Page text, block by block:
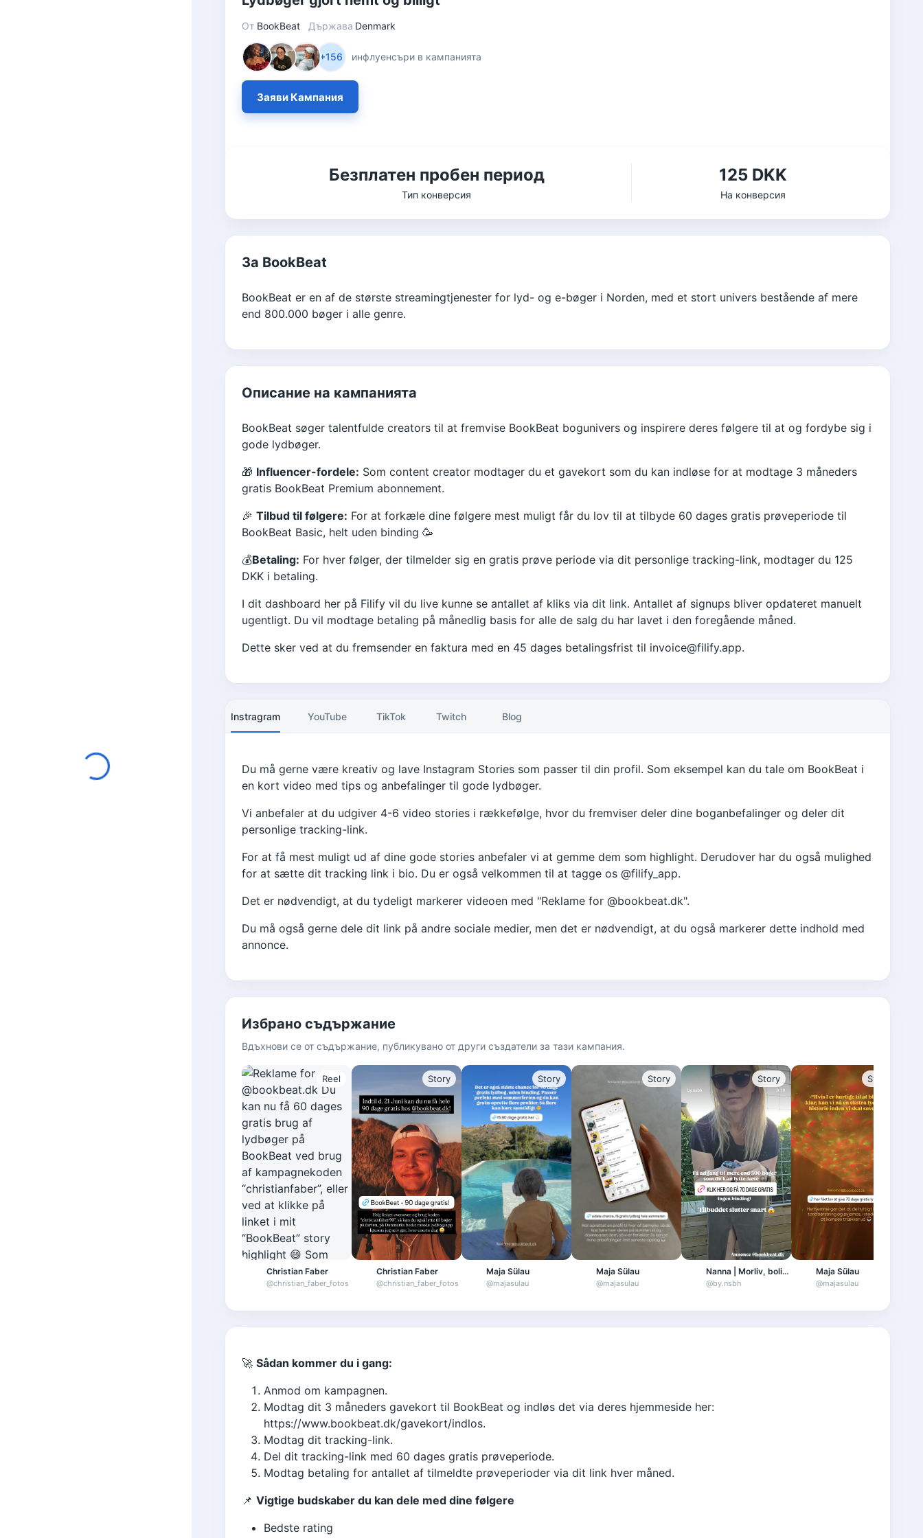
От BookBeat Държава Denmark
+156 инфлуенсъри в кампанията
Заяви Кампания
Безплатен пробен период
Тип конверсия
125 DKK
На конверсия
За BookBeat
BookBeat er en af de største streamingtjenester for lyd- og e-bøger i Norden, med et stort univers bestående af mere
end 800.000 bøger i alle genre.
Описание на кампанията
BookBeat søger talentfulde creators til at fremvise BookBeat bogunivers og inspirere deres følgere til at og fordybe sig i
gode lydbøger.
🎁 Influencer-fordele: Som content creator modtager du et gavekort som du kan indløse for at modtage 3 måneders
gratis BookBeat Premium abonnement.
🎉 Tilbud til følgere: For at forkæle dine følgere mest muligt får du lov til at tilbyde 60 dages gratis prøveperiode til
BookBeat Basic, helt uden binding 🥳
💰Betaling: For hver følger, der tilmelder sig en gratis prøve periode via dit personlige tracking-link, modtager du 125
DKK i betaling.
I dit dashboard her på Filify vil du live kunne se antallet af kliks via dit link. Antallet af signups bliver opdateret manuelt
ugentligt. Du vil modtage betaling på månedlig basis for alle de salg du har lavet i den foregående måned.
Dette sker ved at du fremsender en faktura med en 45 dages betalingsfrist til invoice@filify.app.
Instragram YouTube TikTok Twitch Blog
Du må gerne være kreativ og lave Instagram Stories som passer til din profil. Som eksempel kan du tale om BookBeat i
en kort video med tips og anbefalinger til gode lydbøger.
Vi anbefaler at du udgiver 4-6 video stories i rækkefølge, hvor du fremviser deler dine boganbefalinger og deler dit
personlige tracking-link.
For at få mest muligt ud af dine gode stories anbefaler vi at gemme dem som highlight. Derudover har du også mulighed
for at sætte dit tracking link i bio. Du er også velkommen til at tagge os @filify_app.
Det er nødvendigt, at du tydeligt markerer videoen med "Reklame for @bookbeat.dk".
Du må også gerne dele dit link på andre sociale medier, men det er nødvendigt, at du også markerer dette indhold med
annonce.
Избрано съдържание
Вдъхнови се от съдържание, публикувано от други създатели за тази кампания.
Reel
Christian Faber
@christian_faber_fotos
Story
Christian Faber
@christian_faber_fotos
Story
Maja Sülau
@majasulau
Story
Maja Sülau
@majasulau
Story
Nanna | Morliv, bolig, have & sund livsstil
@by.nsbh
Story
Maja Sülau
@majasulau
🚀 Sådan kommer du i gang:
Anmod om kampagnen.
Modtag dit 3 måneders gavekort til BookBeat og indløs det via deres hjemmeside her:
https://www.bookbeat.dk/gavekort/indlos.
Modtag dit tracking-link.
Del dit tracking-link med 60 dages gratis prøveperiode.
Modtag betaling for antallet af tilmeldte prøveperioder via dit link hver måned.
📌 Vigtige budskaber du kan dele med dine følgere
Bedste rating